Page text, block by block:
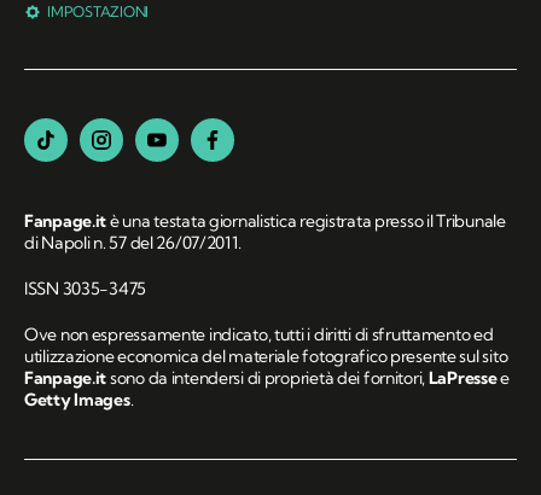
IMPOSTAZIONI
Fanpage.itè una testata giornalistica registrata presso il Tribunale
di Napoli n. 57 del 26/07/2011.
ISSN 3035-3475
Ove non espressamente indicato, tutti i diritti di sfruttamento ed
utilizzazione economica del materiale fotografico presente sul sito
Fanpage.itsono da intendersi di proprietà dei fornitori,LaPressee
Getty Images.